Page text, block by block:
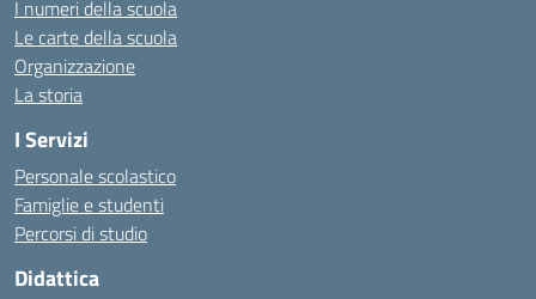
I numeri della scuola
Le carte della scuola
Organizzazione
La storia
I Servizi
Personale scolastico
Famiglie e studenti
Percorsi di studio
Didattica